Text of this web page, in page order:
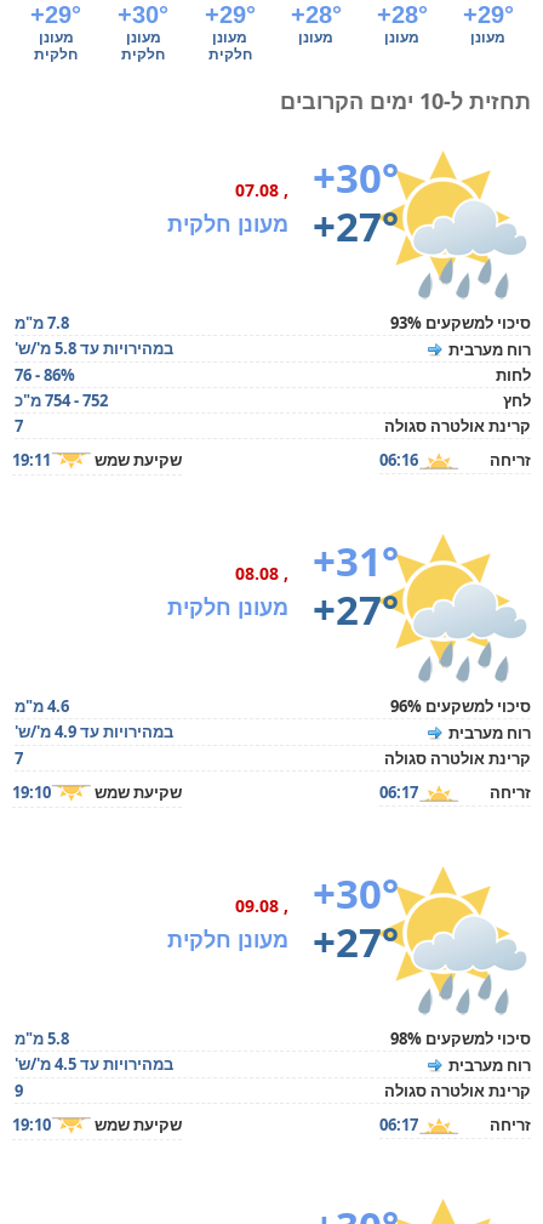
+29°
+28°
+28°
+29°
+30°
+29°
מעונן מעונן מעונן
מעונן
חלקית
מעונן
חלקית
מעונן
חלקית
תחזית ל-10 ימים הקרובים
+30°
+27°
, 07.08
מעונן חלקית
סיכוי למשקעים 93%
7.8 מ"מ
רוח מערבית
במהירויות עד 5.8 מ'/ש'
לחות
76 - 86%
לחץ
752 - 754 מ"כ
קרינת אולטרה סגולה
7
זריחה
06:16 שקיעת שמש 19:11
+31°
+27°
, 08.08
מעונן חלקית
סיכוי למשקעים 96%
4.6 מ"מ
רוח מערבית
במהירויות עד 4.9 מ'/ש'
קרינת אולטרה סגולה
7
זריחה
06:17 שקיעת שמש 19:10
+30°
+27°
, 09.08
מעונן חלקית
סיכוי למשקעים 98%
5.8 מ"מ
רוח מערבית
במהירויות עד 4.5 מ'/ש'
קרינת אולטרה סגולה
9
זריחה
06:17 שקיעת שמש 19:10